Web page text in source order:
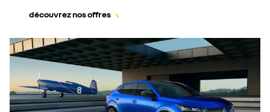
découvrez nos offres